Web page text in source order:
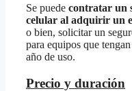
Se puede contratar un
celular al adquirir un
o bien, solicitar un
para equipos que
año de uso.
Precio y duración